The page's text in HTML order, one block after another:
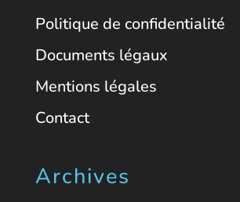
Politique de confidentialité
Documents légaux
Mentions légales
Contact
Archives